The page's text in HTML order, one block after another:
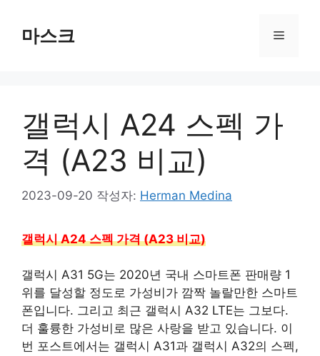
마스크 메
갤럭시 A24 스펙 가
격 (A23 비교)
2023-09-20 작성자: Herman Medina
갤럭시 A24 스펙 가격 (A23 비교)
갤럭시 A31 5G는 2020년 국내 스마트폰 판매량 1
위를 달성할 정도로 가성비가 깜짝 놀랄만한 스마트
폰입니다. 그리고 최근 갤럭시 A32 LTE는 그보다.
더 훌륭한 가성비로 많은 사랑을 받고 있습니다. 이
번 포스트에서는 갤럭시 A31과 갤럭시 A32의 스펙,